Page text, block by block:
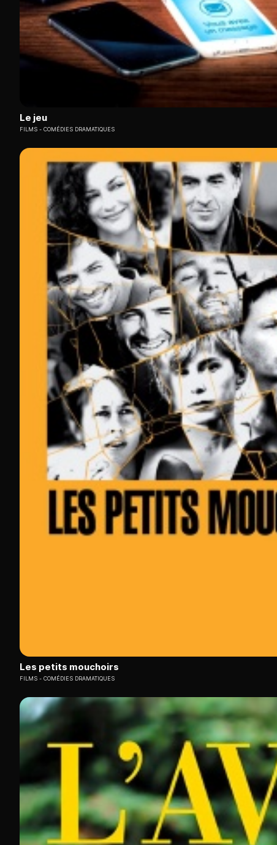
Le jeu
FILMS COMÉDIES DRAMATIQUES
Les petits mouchoirs
FILMS COMÉDIES DRAMATIQUES